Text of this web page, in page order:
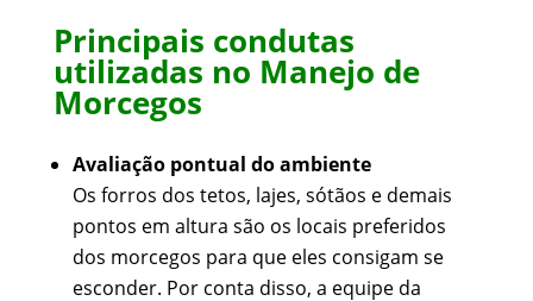
Principais condutas
utilizadas no Manejo de
Morcegos
Avaliação pontual do ambiente
Os forros dos tetos, lajes, sótãos e demais
pontos em altura são os locais preferidos
dos morcegos para que eles consigam se
esconder. Por conta disso, a equipe da